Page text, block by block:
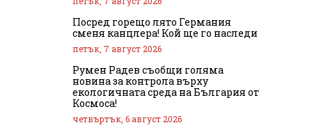
Посред горещо лято Германия
сменя канцлера! Кой ще го наследи
петък, 7 август 2026
Румен Радев съобщи голяма
новина за контрола върху
екологичната среда на България от
Космоса!
четвъртък, 6 август 2026